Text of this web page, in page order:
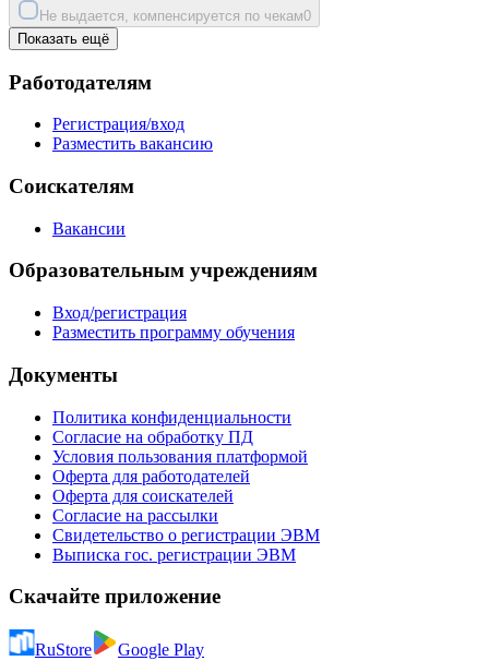
Не выдается, компенсируется по чекам0
Показать ещё
Работодателям
Регистрация/вход
Разместить вакансию
Соискателям
Вакансии
Образовательным учреждениям
Вход/регистрация
Разместить программу обучения
Документы
Политика конфиденциальности
Согласие на обработку ПД
Условия пользования платформой
Оферта для работодателей
Оферта для соискателей
Согласие на рассылки
Свидетельство о регистрации ЭВМ
Выписка гос. регистрации ЭВМ
Скачайте приложение
RuStore Google Play